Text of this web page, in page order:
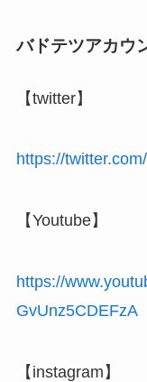
バドテツアカウ
【twitter】
https://twitter.com/
【Youtube】
https://
GvUnz5CDEFzA
【instagram】